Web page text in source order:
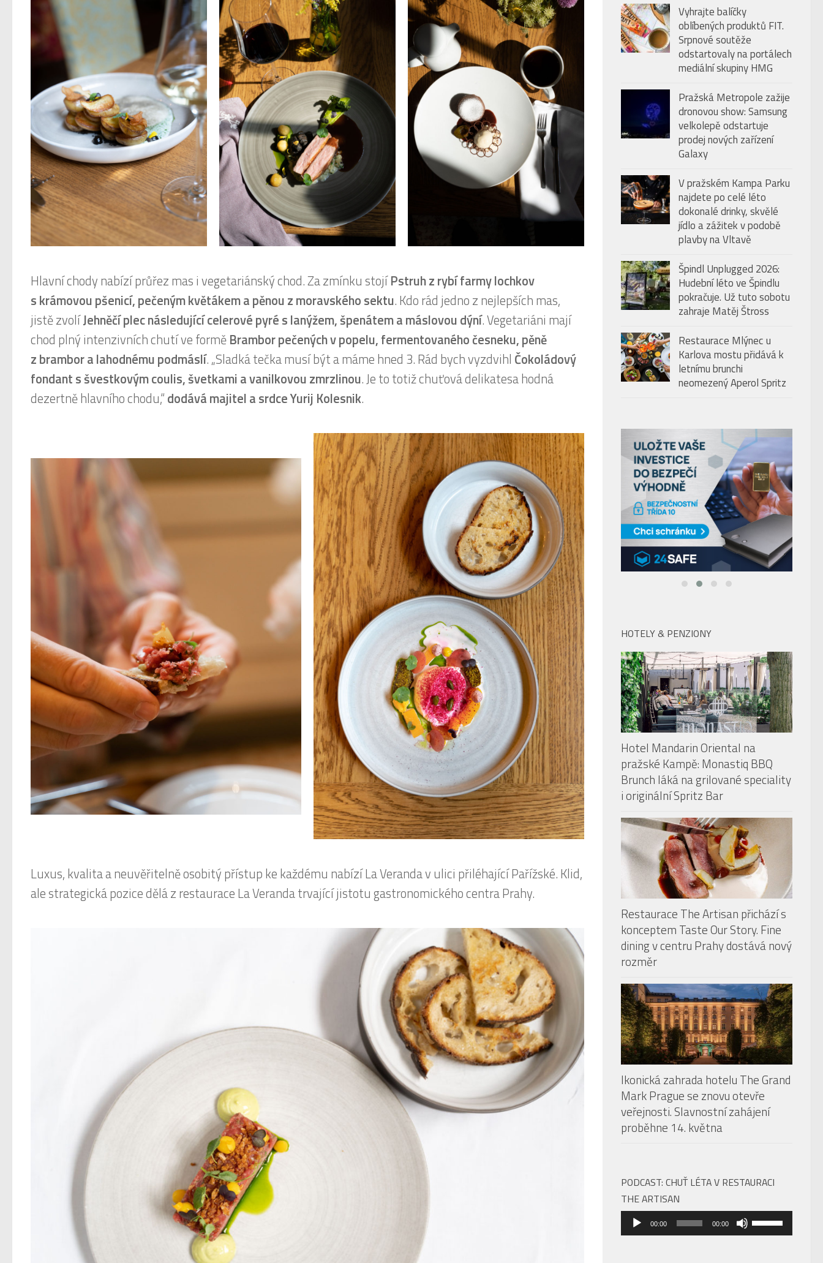
Hlavní chody nabízí průřez mas i vegetariánský chod. Za zmínku stojíPstruh z rybí farmy lochkov
s krámovou pšenicí, pečeným květákem a pěnou z moravského sektu. Kdo rád jedno z nejlepších mas,
jistě zvolíJehněčí plec následující celerové pyré s lanýžem, špenátem a máslovou dýní. Vegetariáni mají
chod plný intenzivních chutí ve forměBrambor pečených v popelu, fermentovaného česneku, pěně
z brambor a lahodnému podmáslí. „Sladká tečka musí být a máme hned 3. Rád bych vyzdvihl Čokoládový
fondant s švestkovým coulis, švetkami a vanilkovou zmrzlinou. Je to totiž chuťová delikatesa hodná
dezertně hlavního chodu,“dodává majitel a srdce Yurij Kolesnik.
Luxus, kvalita a neuvěřitelně osobitý přístup ke každému nabízí La Veranda v ulici přiléhající Pařížské. Klid,
ale strategická pozice dělá z restaurace La Veranda trvající jistotu gastronomického centra Prahy.
úroveň
Vyhrajte balíčky
oblíbených produktů FIT.
Srpnové soutěže
odstartovaly na portálech
mediální skupiny HMG
Pražská Metropole zažije
dronovou show: Samsung
velkolepě odstartuje
prodej nových zařízení
Galaxy
V pražském Kampa Parku
najdete po celé léto
dokonalé drinky, skvělé
jídlo a zážitek v podobě
plavby na Vltavě
Špindl Unplugged 2026:
Hudební léto ve Špindlu
pokračuje. Už tuto sobotu
zahraje Matěj Štross
Restaurace Mlýnec u
Karlova mostu přidává k
letnímu brunchi
neomezený Aperol Spritz
HOTELY & PENZIONY
Hotel Mandarin Oriental na
pražské Kampě: Monastiq BBQ
Brunch láká na grilované speciality
i originální Spritz Bar
Restaurace The Artisan přichází s
konceptem Taste Our Story. Fine
dining v centru Prahy dostává nový
rozměr
Ikonická zahrada hotelu The Grand
Mark Prague se znovu otevře
veřejnosti. Slavnostní zahájení
proběhne 14. května
PODCAST: CHUŤ LÉTA V RESTAURACI
THE ARTISAN
Audio
přehrávač
00:00 00:00
Použitím
šipek